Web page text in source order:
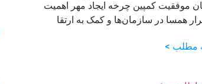
موفقیت کمپین چرخه ایجاد مهر اهمیت
همسا در سازمان‌ها و کمک به ارتقا
مطلب >